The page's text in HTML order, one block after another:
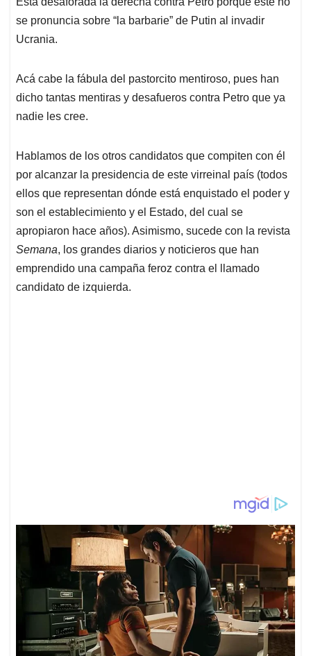
s
A
p
b
o
e
d
l
a
d
se pronuncia sobre “la barbarie” de Putin al invadir
Ucrania.
Acá cabe la fábula del pastorcito mentiroso, pues han
dicho tantas mentiras y desafueros contra Petro que ya
nadie les cree.
Hablamos de los otros candidatos que compiten con él
por alcanzar la presidencia de este virreinal país (todos
ellos que representan dónde está enquistado el poder y
son el establecimiento y el Estado, del cual se
apropiaron hace años). Asimismo, sucede con la revista
Semana, los grandes diarios y noticieros que han
emprendido una campaña feroz contra el llamado
candidato de izquierda.